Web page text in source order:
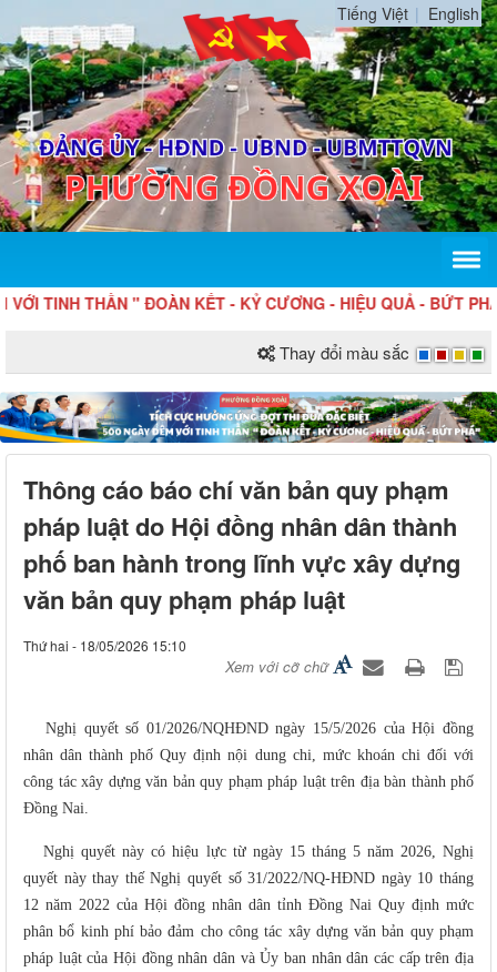
Tiếng Việt English
THẦN " ĐOÀN KẾT - KỶ CƯƠNG - HIỆU QUẢ - BỨT PHÁ "
Thay đổi màu sắc
Thông cáo báo chí văn bản quy phạm
pháp luật do Hội đồng nhân dân thành
phố ban hành trong lĩnh vực xây dựng
văn bản quy phạm pháp luật
Thứ hai - 18/05/2026 15:10
Xem với cỡ chữ
Nghị quyết số 01/2026/NQHĐND ngày 15/5/2026 của Hội đồng
nhân dân thành phố Quy định nội dung chi, mức khoán chi đối với
công tác xây dựng văn bản quy phạm pháp luật trên địa bàn thành phố
Đồng Nai.
Nghị quyết này có hiệu lực từ ngày 15 tháng 5 năm 2026, Nghị
quyết này thay thế Nghị quyết số 31/2022/NQ-HĐND ngày 10 tháng
12 năm 2022 của Hội đồng nhân dân tỉnh Đồng Nai Quy định mức
phân bổ kinh phí bảo đảm cho công tác xây dựng văn bản quy phạm
pháp luật của Hội đồng nhân dân và Ủy ban nhân dân các cấp trên địa